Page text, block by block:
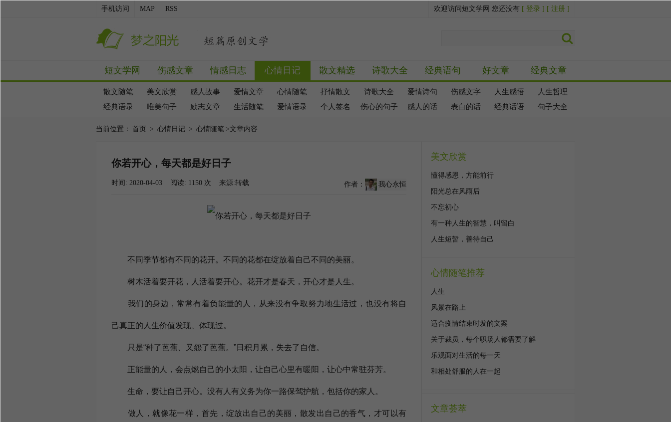
手机访问 MAP RSS 欢迎访问短文学网 您还没有 [ 登录 ] [ 注册 ]
短文学网 伤感文章 情感日志 心情日记 散文精选 诗歌大全 经典语句 好文章 经典文章
散文随笔 美文欣赏 感人故事 爱情文章 心情随笔 抒情散文 诗歌大全 爱情诗句 伤感文字 人生感悟
人生哲理
经典语录
唯美句子 励志文章 生活随笔 爱情语录 个人签名 伤心的句子 感人的话 表白的话 经典话语 句子大全
当前位置： 首页 > 心情日记 > 心情随笔 >文章内容
你若开心，每天都是好日子
时间: 2020-04-03 阅读: 1150 次 来源:转载 作者： 我心永恒
不同季节都有不同的花开。不同的花都在绽放着自己不同的美丽。
树木活着要开花，人活着要开心。花开才是春天，开心才是人生。
我们的身边，常常有着负能量的人，从来没有争取努力地生活过，也没有将自
己真正的人生价值发现、体现过。
只是“种了芭蕉、又怨了芭蕉。”日积月累，失去了自信。
正能量的人，会点燃自己的小太阳，让自己心里有暖阳，让心中常驻芬芳。
生命，要让自己开心。没有人有义务为你一路保驾护航，包括你的家人。
做人，就像花一样，首先，绽放出自己的美丽，散发出自己的香气，才可以有
美文欣赏
懂得感恩，方能前行
阳光总在风雨后
不忘初心
有一种人生的智慧，叫留白
人生短暂，善待自己
心情随笔推荐
人生
风景在路上
适合疫情结束时发的文案
关于裁员，每个职场人都需要了解
乐观面对生活的每一天
和相处舒服的人在一起
文章荟萃